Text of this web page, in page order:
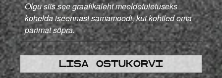
Olgu siis see graafikaleht meeldetuletuseks
kohelda iseennast samamoodi, kui kohtled oma
parimat sõpra.
Lisa ostukorvi